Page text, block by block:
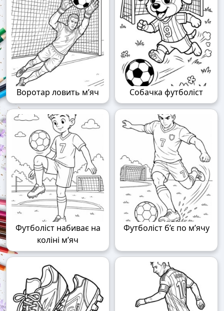
Воротар ловить м’яч Собачка футболіст
Футболіст набиває на
коліні м’яч
Футболіст б’є по м’ячу